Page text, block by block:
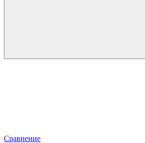
Сравнение